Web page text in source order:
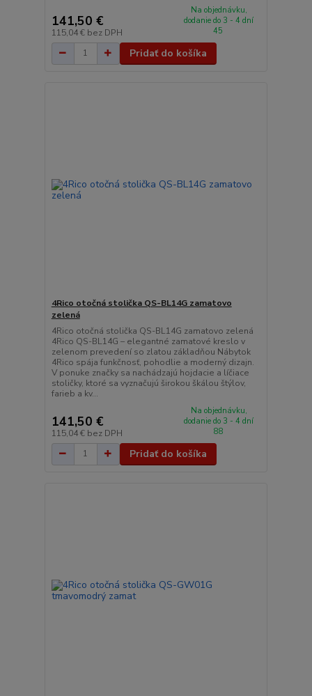
141,50 €
115,04 € bez DPH
Na objednávku,
dodanie do 3 - 4 dní
45
Pridať do košíka
4Rico otočná stolička QS-BL14G zamatovo
zelená
4Rico otočná stolička QS-BL14G zamatovo zelená
4Rico QS-BL14G – elegantné zamatové kreslo v
zelenom prevedení so zlatou základňou Nábytok
4Rico spája funkčnosť, pohodlie a moderný dizajn.
V ponuke značky sa nachádzajú hojdacie a líčiace
stoličky, ktoré sa vyznačujú širokou škálou štýlov,
farieb a kv...
141,50 €
115,04 € bez DPH
Na objednávku,
dodanie do 3 - 4 dní
88
Pridať do košíka